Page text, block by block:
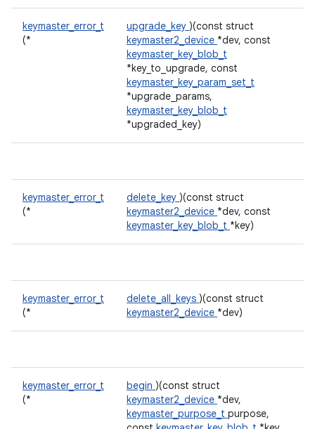
keymaster_error_t
(*
upgrade_key )(const struct
keymaster2_device *dev, const
keymaster_key_blob_t
*key_to_upgrade, const
keymaster_key_param_set_t
*upgrade_params,
keymaster_key_blob_t
*upgraded_key)
keymaster_error_t
(*
delete_key )(const struct
keymaster2_device *dev, const
keymaster_key_blob_t *key)
keymaster_error_t
(*
delete_all_keys )(const struct
keymaster2_device *dev)
keymaster_error_t
(*
begin )(const struct
keymaster2_device *dev,
keymaster_purpose_t purpose,